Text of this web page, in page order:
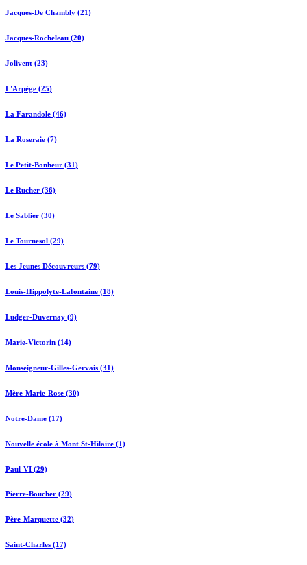
Jacques-De Chambly (21)
Jacques-Rocheleau (20)
Jolivent (23)
L'Arpège (25)
La Farandole (46)
La Roseraie (7)
Le Petit-Bonheur (31)
Le Rucher (36)
Le Sablier (30)
Le Tournesol (29)
Les Jeunes Découvreurs (79)
Louis-Hippolyte-Lafontaine (18)
Ludger-Duvernay (9)
Marie-Victorin (14)
Monseigneur-Gilles-Gervais (31)
Mère-Marie-Rose (30)
Notre-Dame (17)
Nouvelle école à Mont St-Hilaire (1)
Paul-VI (29)
Pierre-Boucher (29)
Père-Marquette (32)
Saint-Charles (17)